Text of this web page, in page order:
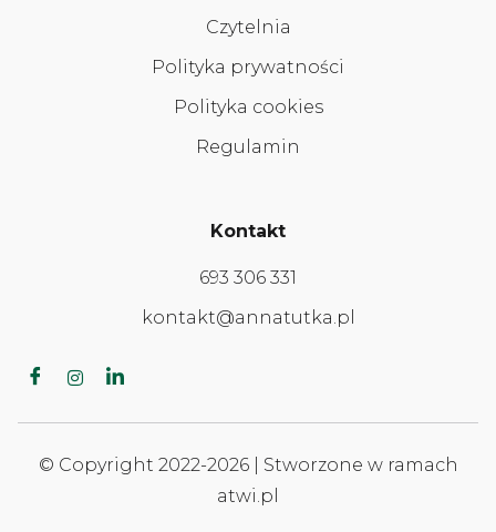
Czytelnia
Polityka prywatności
Polityka cookies
Regulamin
Kontakt
693 306 331
kontakt@annatutka.pl
© Copyright 2022-2026 | Stworzone w ramach
atwi.pl